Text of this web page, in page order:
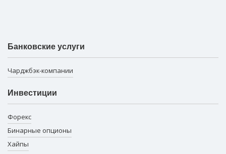
Банковские услуги
Чарджбэк-компании
Инвестиции
Форекс
Бинарные опционы
Хайпы